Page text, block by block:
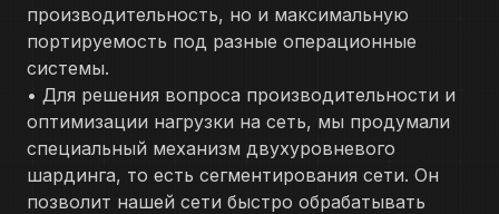
производительность, но и максимальную
портируемость под разные операционные
системы.
• Для решения вопроса производительности и
оптимизации нагрузки на сеть, мы продумали
специальный механизм двухуровневого
шардинга, то есть сегментирования сети. Он
позволит нашей сети быстро обрабатывать